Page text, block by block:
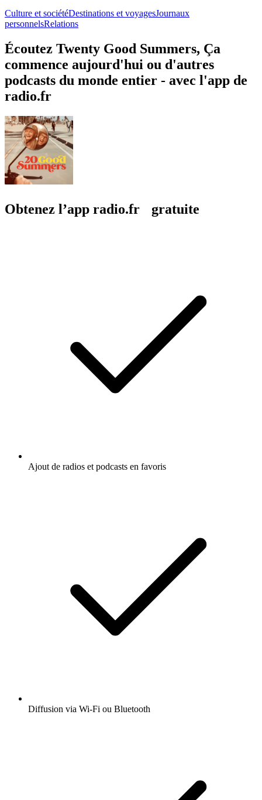
Culture et sociétéDestinations et voyagesJournaux
personnelsRelations
Écoutez Twenty Good Summers, Ça
commence aujourd'hui ou d'autres
podcasts du monde entier - avec l'app de
radio.fr
Obtenez l’app radio.fr gratuite
Ajout de radios et podcasts en favoris
Diffusion via Wi-Fi ou Bluetooth